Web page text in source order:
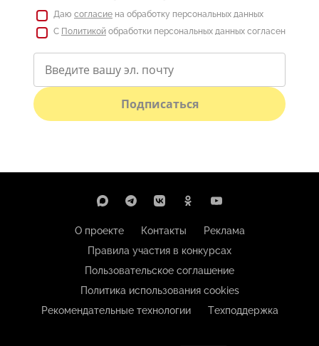
Даю согласие на обработку персональных данных
С Политикой обработки персональных данных согласен
Подписаться
О проекте Контакты
Реклама
Правила участия в конкурсах
Пользовательское соглашение
Политика использования cookies
Рекомендательные технологии
Техподдержка